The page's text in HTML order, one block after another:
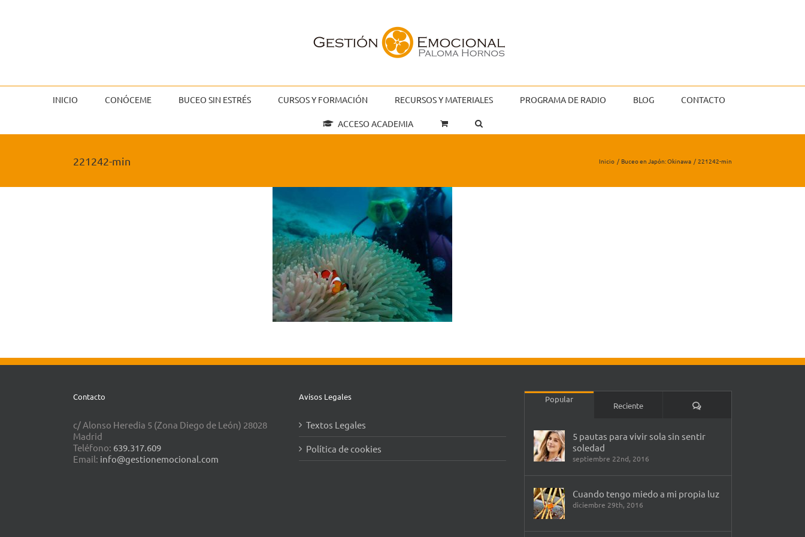
INICIO CONÓCEME BUCEO SIN ESTRÉS CURSOS Y FORMACIÓN RECURSOS Y MATERIALES PROGRAMA DE RADIO BLOG CONTACTO
ACCESO ACADEMIA
221242-min Inicio Buceo en Japón: Okinawa 221242-min
Contacto
c/ Alonso Heredia 5 (Zona Diego de León) 28028
Madrid
Teléfono: 639.317.609
Email: info@gestionemocional.com
Avisos Legales
Textos Legales
Política de cookies
Popular
Reciente Comentarios
5 pautas para vivir sola sin sentir
soledad
septiembre 22nd, 2016
Cuando tengo miedo a mi propia luz
diciembre 29th, 2016